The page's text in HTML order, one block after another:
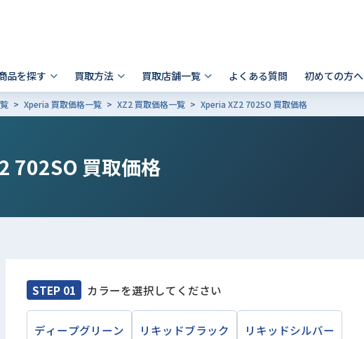
品を探す
- Galaxy Tab
買取方法 買取店舗一覧 よくある質問 初めての方へ
Xperia 買取価格一覧 XZ2 買取価格一覧 Xperia XZ2 702SO 買取価格
702SO 買取価格
STEP 01 カラーを選択してください
ディープグリーン リキッドブラック リキッドシルバー